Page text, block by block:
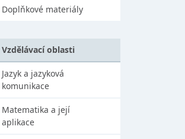
Doplňkové materiály
Vzdělávací oblasti
Jazyk a jazyková
komunikace
Matematika a její
aplikace